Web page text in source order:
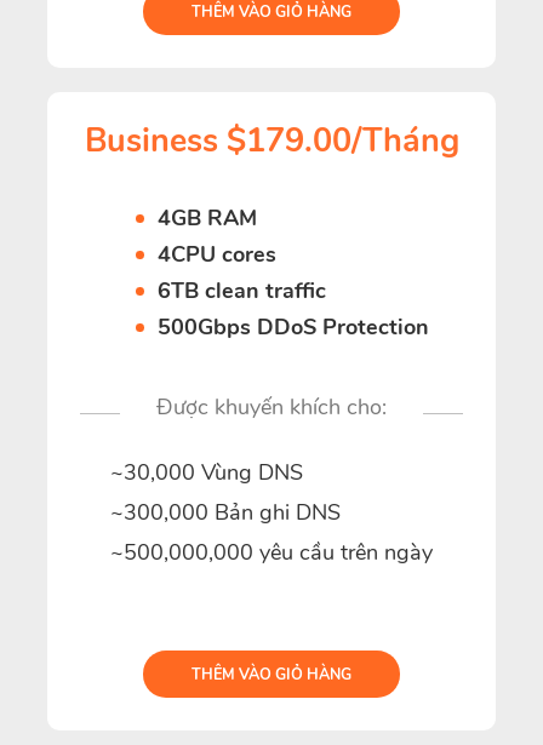
THÊM VÀO GIỎ HÀNG
Business $179.00/Tháng
4GB RAM
4CPU cores
6TB clean traffic
500Gbps DDoS Protection
Được khuyến khích cho:
~30,000 Vùng DNS
~300,000 Bản ghi DNS
~500,000,000 yêu cầu trên ngày
THÊM VÀO GIỎ HÀNG